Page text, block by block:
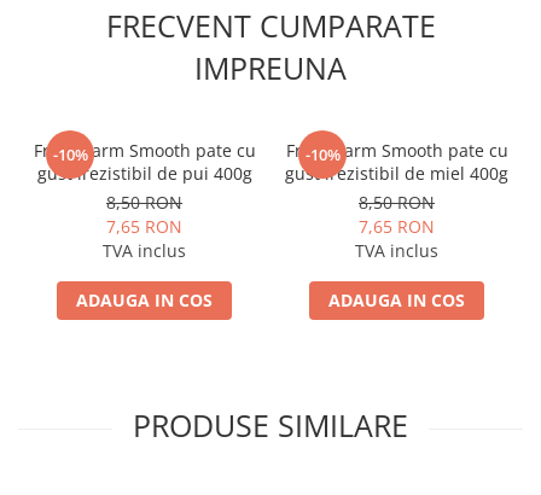
FRECVENT CUMPARATE
IMPREUNA
-10%
Fresh Farm Smooth pate cu
gust irezistibil de pui 400g
8,50 RON
7,65 RON
TVA inclus
ADAUGA IN COS
-10%
Fresh Farm Smooth pate cu
gust irezistibil de miel 400g
8,50 RON
7,65 RON
TVA inclus
ADAUGA IN COS
PRODUSE SIMILARE